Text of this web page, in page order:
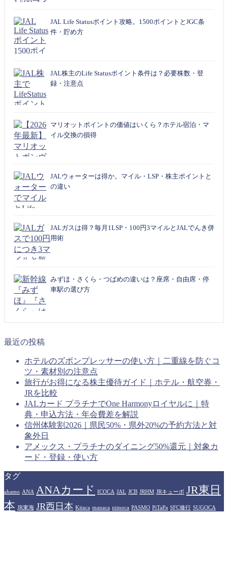
JAL Life Statusポイント攻略。1500ポイントとJGC条
件・貯め方
JAL株主のLife Statusポイント条件は？必要株数・登
録・注意点
マリオットポイントの価値はいくら？ホテル宿泊・マ
イル交換の損得
JALウォーターは得か。マイル・LSP・株主ポイントと
の違い
JALガスは得？毎月1LSP・100円3マイルとJALでんき併
用術
みずほ・さくら・つばめの違いは？座席・自由席・停
車駅の選び方
最近の投稿
ホテルのズボンプレッサーの使い方｜二重線を防ぐコ
ツ・素材別の注意点
旅行がお得になる株主優待ガイド｜ホテル・航空券・
JRを比較
JALカード プラチナでOne Harmonyロイヤルに｜特
典・申込方法・年会費差を解説
信州体験割2026｜県民50%・県外20%の予約方法と対
象外日
アメックス・プラチナのダイニング50%還元｜対象カ
ード・登録・使い方
タグ
ahamo ANA ANAカード ICOCA JAL JCB JRHM JRキューポ JR東日
本 JR東海 JR西日本 Kitaca manaca nimoca PASMO PiTaPa SFC修行 SUGOCA